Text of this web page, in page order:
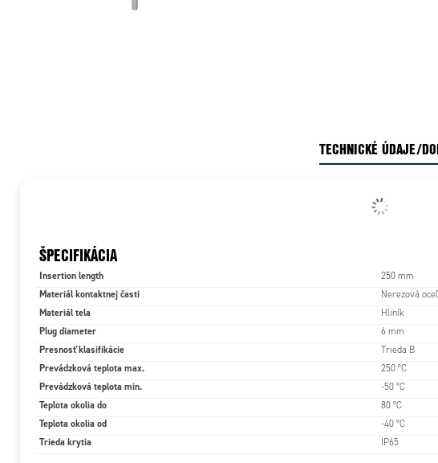
TECHNICKÉ ÚDAJE/
ŠPECIFIKÁCIA
Insertion length 250 mm
Materiál kontaktnej časti Nerezová
Materiál tela Hliník
Plug diameter 6 mm
Presnosť klasifikácie Trieda B
Prevádzková teplota max. 250 °C
Prevádzková teplota min. -50 °C
Teplota okolia do 80 °C
Teplota okolia od -40 °C
Trieda krytia IP65